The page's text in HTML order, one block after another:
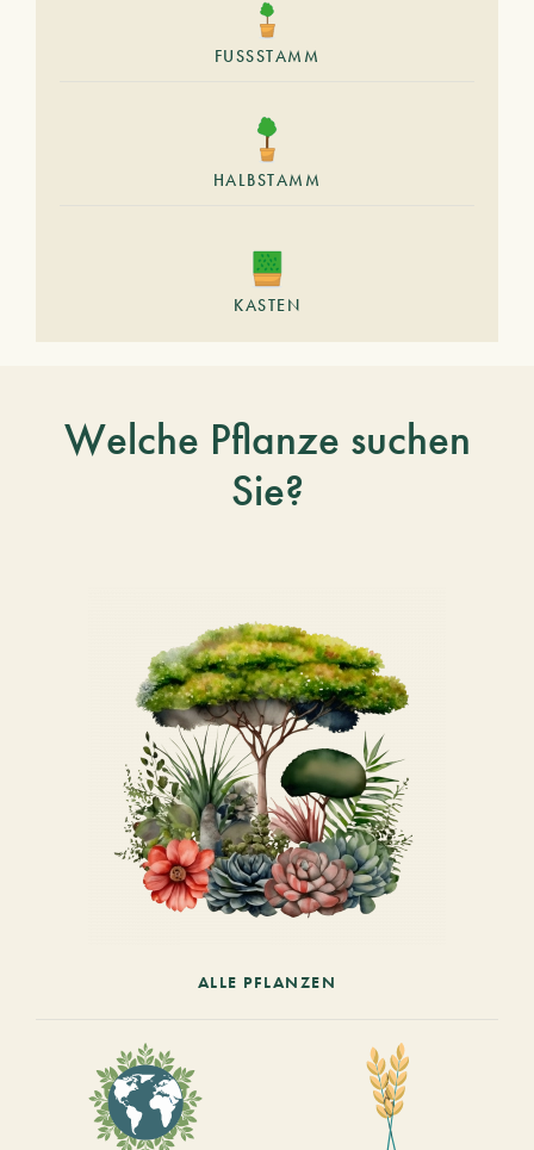
FUSSSTAMM
HALBSTAMM
KASTEN
Welche Pflanze suchen
Sie?
ALLE PFLANZEN